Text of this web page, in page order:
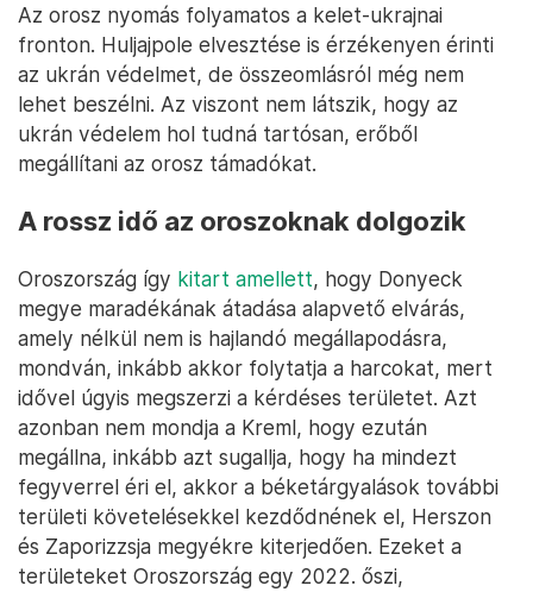
Az orosz nyomás folyamatos a kelet-ukrajnai
fronton. Huljajpole elvesztése is érzékenyen érinti
az ukrán védelmet, de összeomlásról még nem
lehet beszélni. Az viszont nem látszik, hogy az
ukrán védelem hol tudná tartósan, erőből
megállítani az orosz támadókat.
A rossz idő az oroszoknak dolgozik
Oroszország így kitart amellett, hogy Donyeck
megye maradékának átadása alapvető elvárás,
amely nélkül nem is hajlandó megállapodásra,
mondván, inkább akkor folytatja a harcokat, mert
idővel úgyis megszerzi a kérdéses területet. Azt
azonban nem mondja a Kreml, hogy ezután
megállna, inkább azt sugallja, hogy ha mindezt
fegyverrel éri el, akkor a béketárgyalások további
területi követelésekkel kezdődnének el, Herszon
és Zaporizzsja megyékre kiterjedően. Ezeket a
területeket Oroszország egy 2022. őszi,